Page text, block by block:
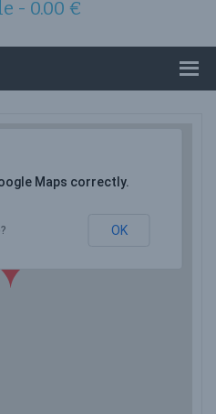
- 0.00 €
Maps correctly.
OK